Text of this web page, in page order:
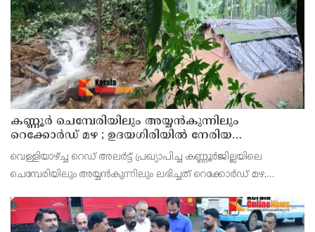
കണ്ണൂർ ചെമ്പേരിയിലും അയ്യൻകുന്നിലും
റെക്കോർഡ് മഴ ; ഉദയഗിരിയിൽ നേരിയ
ഉരുൾപൊട്ടൽ; 13 പേരെ ക്യാമ്പിലേക്ക് മാറ്റി
വെള്ളിയാഴ്ച്ച റെഡ് അലർട്ട് പ്രഖ്യാപിച്ച കണ്ണൂർജില്ലയിലെ
ചെമ്പേരിയിലും അയ്യൻകുന്നിലും ലഭിച്ചത് റെക്കോർഡ് മഴ.
മില്ലിമീറ്റർ മഴ ആ സമയം സംസ്ഥാനത്ത